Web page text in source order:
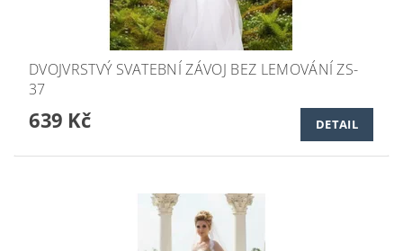
DVOJVRSTVÝ SVATEBNÍ ZÁVOJ BEZ LEMOVÁNÍ ZS-
37
639 Kč DETAIL